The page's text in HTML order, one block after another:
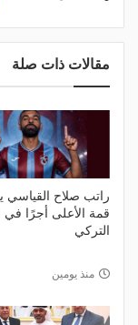
مقالات ذات صلة
راتب صلاح
قمة الأعلى أجرًا في
التركي
منذ يومين